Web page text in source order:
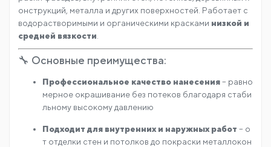
онструкций, металла и других поверхностей. Работает с
водорастворимыми и органическими красками низкой и
средней вязкости
🔧 Основные преимущества:
Профессиональное качество нанесения – равно
мерное окрашивание без потеков благодаря стаби
льному высокому давлению
Подходит для внутренних и наружных работ – о
т отделки стен и потолков до покраски металлокон